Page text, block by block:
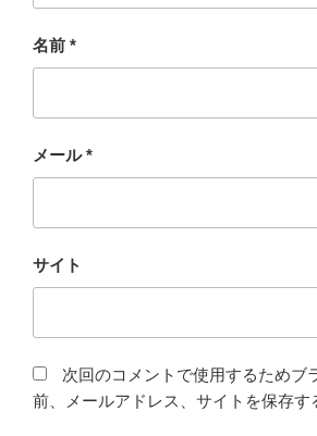
名前 *
メール*
サイト
次回のコメントで使用するためブ
前、メールアドレス、サイトを保存す